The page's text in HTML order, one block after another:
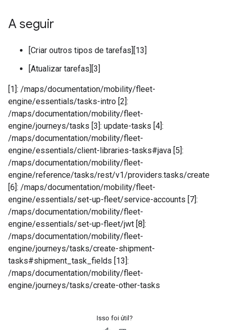
A seguir
[Criar outros tipos de tarefas][13]
[Atualizar tarefas][3]
[1]: /maps/documentation/mobility/fleet-
engine/essentials/tasks-intro [2]:
/maps/documentation/mobility/fleet-
engine/journeys/tasks [3]: update-tasks [4]:
/maps/documentation/mobility/fleet-
engine/essentials/client-libraries-tasks#java [5]:
/maps/documentation/mobility/fleet-
engine/reference/tasks/rest/v1/providers.tasks/create
[6]: /maps/documentation/mobility/fleet-
engine/essentials/set-up-fleet/service-accounts [7]:
/maps/documentation/mobility/fleet-
engine/essentials/set-up-fleet/jwt [8]:
/maps/documentation/mobility/fleet-
engine/journeys/tasks/create-shipment-
tasks#shipment_task_fields [13]:
/maps/documentation/mobility/fleet-
engine/journeys/tasks/create-other-tasks
Isso foi útil?